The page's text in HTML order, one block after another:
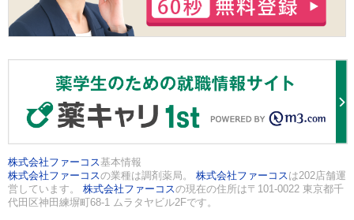
株式会社ファーコス基本情報
株式会社ファーコスの業種は調剤薬局。 株式会社ファーコスは202店舗運
営しています。 株式会社ファーコスの現在の住所は〒101-0022 東京都千
代田区神田練塀町68-1 ムラタヤビル2Fです。